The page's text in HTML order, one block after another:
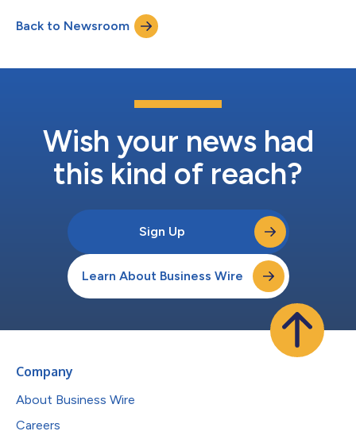
(GES) tout au long de ses propres activités et de la chaîne de
valeur. « Le développement durable au sens large est au cœur
Back to Newsroom
Wish your news had
this kind of reach?
Sign Up
Learn About Business Wire
Company
About Business Wire
Careers